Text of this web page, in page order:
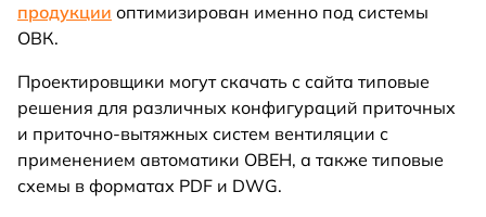
продукции оптимизирован именно под системы
ОВК.
Проектировщики могут скачать с сайта типовые
решения для различных конфигураций приточных
и приточно-вытяжных систем вентиляции с
применением автоматики ОВЕН, а также типовые
схемы в форматах PDF и DWG.